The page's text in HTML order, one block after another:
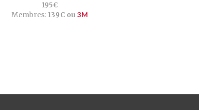
195€
Membres: 139€ ou 3M